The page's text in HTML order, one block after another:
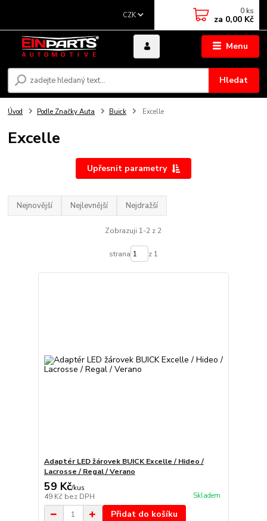
Menu
CZK
Hledat
0 ks
za 0,00 Kč
Úvod Podle Značky Auta Buick Excelle
Excelle
Upřesnit parametry
Nejnovější Nejlevnější Nejdražší
Zobrazuji 1-2 z 2
strana z 1
Adaptér LED žárovek BUICK Excelle / Hideo /
Lacrosse / Regal / Verano
59 Kč/kus
49 Kč bez DPH Skladem
Přidat do košíku